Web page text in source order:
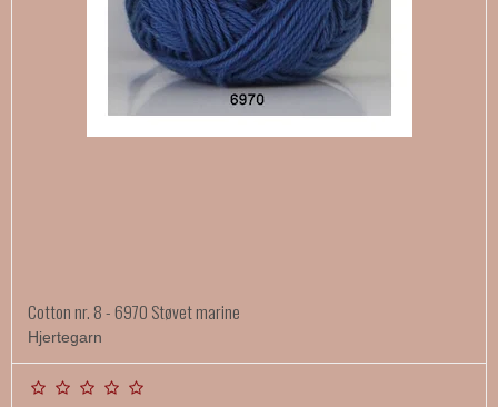
Cotton nr. 8 - 6970 Støvet marine
Hjertegarn